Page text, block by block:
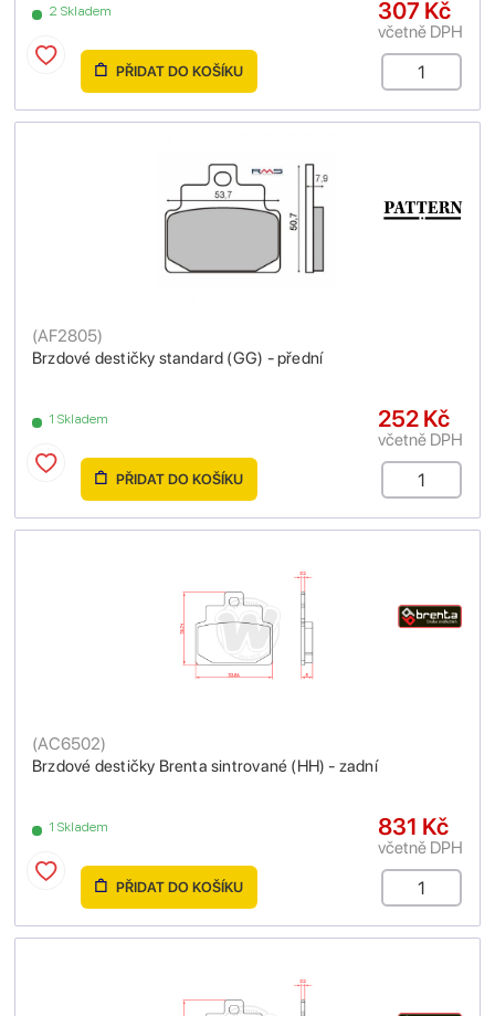
2 Skladem 307 Kč
včetně DPH
PŘIDAT DO KOŠÍKU
Brzdové destičky standard (GG) - přední
(AF2805)
1 Skladem 252 Kč
včetně DPH
PŘIDAT DO KOŠÍKU
Brzdové destičky Brenta sintrované (HH) - zadní
(AC6502)
1 Skladem 831 Kč
včetně DPH
PŘIDAT DO KOŠÍKU